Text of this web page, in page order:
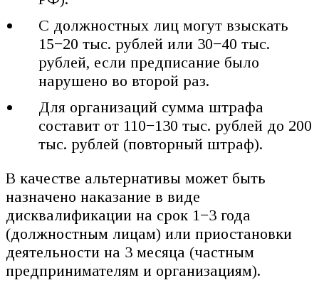
С должностных лиц могут взыскать
15−20 тыс. рублей или 30−40 тыс.
рублей, если предписание было
нарушено во второй раз.
Для организаций сумма штрафа
составит от 110−130 тыс. рублей до 200
тыс. рублей (повторный штраф).
В качестве альтернативы может быть
назначено наказание в виде
дисквалификации на срок 1−3 года
(должностным лицам) или приостановки
деятельности на 3 месяца (частным
предпринимателям и организациям).